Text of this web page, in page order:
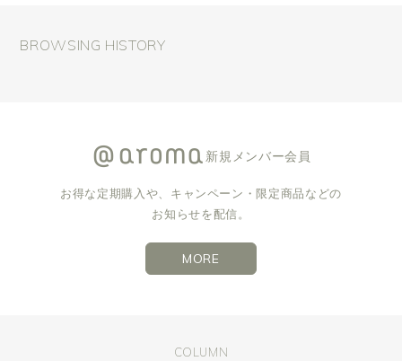
BROWSING HISTORY
新規メンバー会員
お得な定期購入や、キャンペーン・限定商品などの
お知らせを配信。
MORE
COLUMN